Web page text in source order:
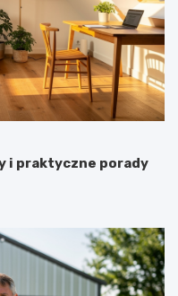
i praktyczne porady